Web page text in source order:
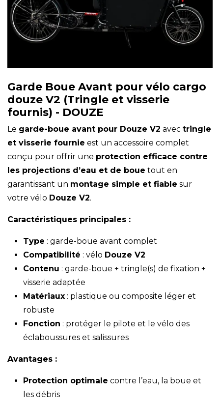
Garde Boue Avant pour vélo cargo
douze V2 (Tringle et visserie
fournis) - DOUZE
Le garde-boue avant pour Douze V2 avec tringle
et visserie fournie est un accessoire complet
conçu pour offrir une protection efficace contre
les projections d’eau et de boue tout en
garantissant un montage simple et fiable sur
votre vélo Douze V2.
Caractéristiques principales :
Type : garde-boue avant complet
Compatibilité : vélo Douze V2
Contenu : garde-boue + tringle(s) de fixation +
visserie adaptée
Matériaux : plastique ou composite léger et
robuste
Fonction : protéger le pilote et le vélo des
éclaboussures et salissures
Avantages :
Protection optimale contre l’eau, la boue et
les débris